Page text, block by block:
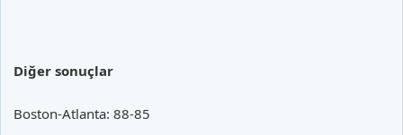
Diğer sonuçlar
Boston-Atlanta: 88-85